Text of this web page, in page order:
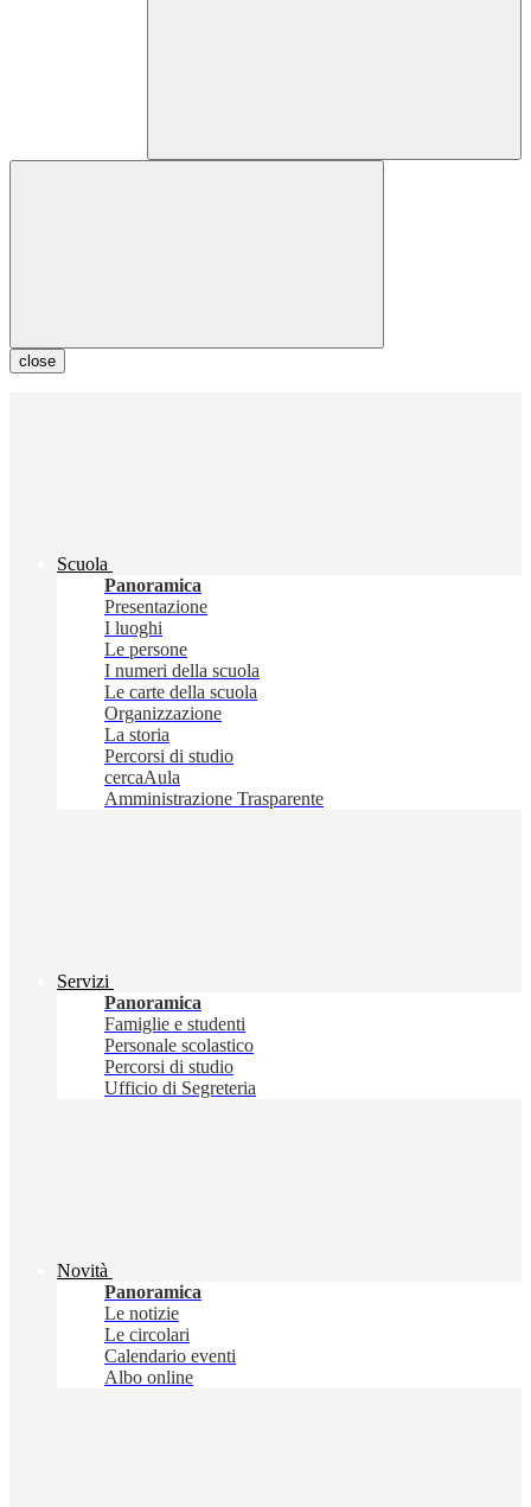
close
Scuola
Panoramica
Presentazione
I luoghi
Le persone
I numeri della scuola
Le carte della scuola
Organizzazione
La storia
Percorsi di studio
cercaAula
Amministrazione Trasparente
Servizi
Panoramica
Famiglie e studenti
Personale scolastico
Percorsi di studio
Ufficio di Segreteria
Novità
Panoramica
Le notizie
Le circolari
Calendario eventi
Albo online